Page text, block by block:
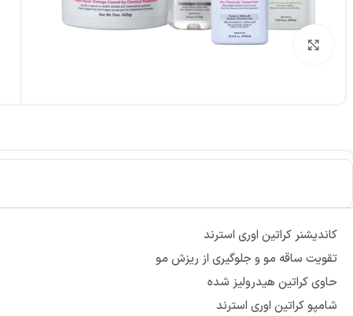
برای بزرگنمایی کلیک کنید
کاندیشنر کراتین اوری استرند
تقویت ساقه مو و جلوگیری از ریزش مو
حاوی کراتین هیدرولیز شده
شامپو کراتین اوری استرند